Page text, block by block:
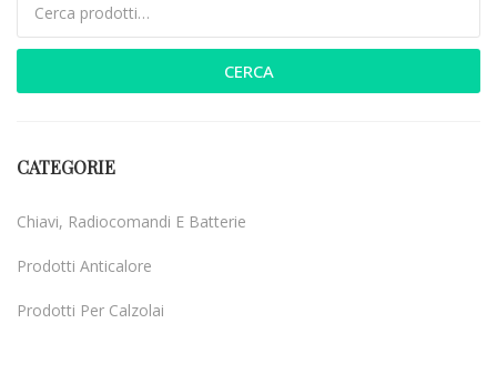
CERCA
CATEGORIE
Chiavi, Radiocomandi E Batterie
Prodotti Anticalore
Prodotti Per Calzolai